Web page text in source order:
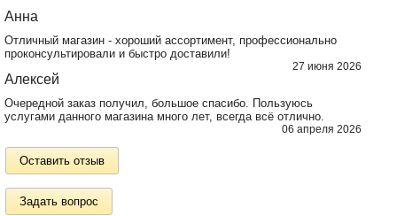
Анна
Отличный магазин - хороший ассортимент, профессионально
проконсультировали и быстро доставили!
27 июня 2026
Алексей
Очередной заказ получил, большое спасибо. Пользуюсь
услугами данного магазина много лет, всегда всё отлично.
06 апреля 2026
Оставить отзыв
Задать вопрос